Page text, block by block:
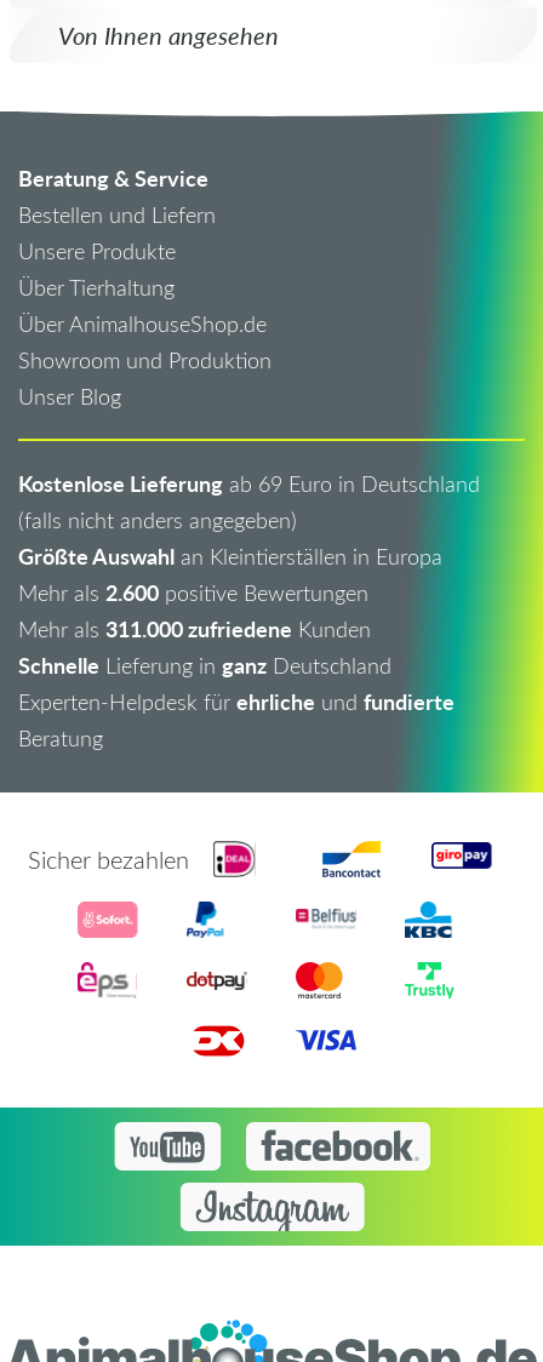
Von Ihnen angesehen
Beratung & Service
Bestellen und Liefern
Unsere Produkte
Über Tierhaltung
Über AnimalhouseShop.de
Showroom und Produktion
Unser Blog
Kostenlose Lieferung ab 69 Euro in Deutschland
(falls nicht anders angegeben)
Größte Auswahl an Kleintierställen in Europa
Mehr als 2.600 positive Bewertungen
Mehr als 311.000 zufriedene Kunden
Schnelle Lieferung in ganz Deutschland
Experten-Helpdesk für ehrliche und fundierte
Beratung
Sicher bezahlen